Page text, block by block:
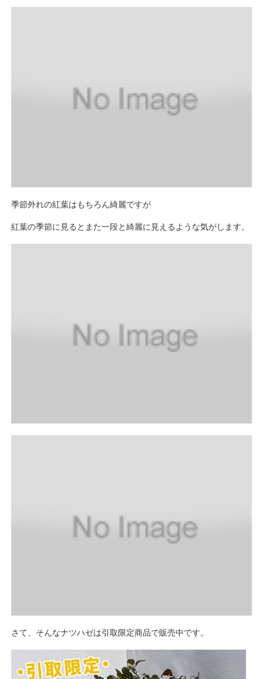
季節外れの紅葉はもちろん綺麗ですが
紅葉の季節に見るとまた一段と綺麗に見えるような気がします。
さて、そんなナツハゼは引取限定商品で販売中です。